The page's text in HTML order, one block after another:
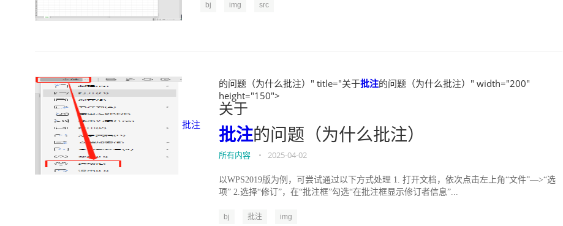
bj img src
批注
的问题（为什么批注）" title="关于批注的问题（为什么批注）" width="200"
height="150">
关于
批注的问题（为什么批注）
所有内容 • 2025-04-02
以WPS2019版为例，可尝试通过以下方式处理 1. 打开文档，依次点击左上角“文件”—˃“选
项” 2.选择“修订”，在“批注框”勾选“在批注框显示修订者信息”...
bj 批注 img